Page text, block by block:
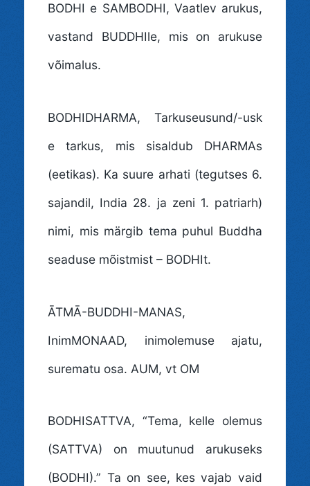
BODHI e SAMBODHI, Vaatlev arukus,
vastand BUDDHIle, mis on arukuse
võimalus.
BODHIDHARMA, Tarkuseusund/-usk
e tarkus, mis sisaldub DHARMAs
(eetikas). Ka suure arhati (tegutses 6.
sajandil, India 28. ja zeni 1. patriarh)
nimi, mis märgib tema puhul Buddha
seaduse mõistmist – BODHIt.
ĀTMĀ-BUDDHI-MANAS,
InimMONAAD, inimolemuse ajatu,
surematu osa. AUM, vt OM
BODHISATTVA, “Tema, kelle olemus
(SATTVA) on muutunud arukuseks
(BODHI).” Ta on see, kes vajab vaid